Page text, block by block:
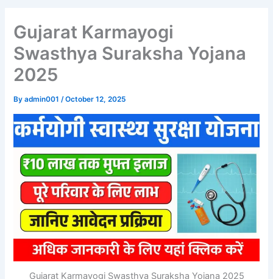
Gujarat Karmayogi
Swasthya Suraksha Yojana
2025
Byadmin001/October 12, 2025
Gujarat Karmayogi Swasthya Suraksha Yojana 2025